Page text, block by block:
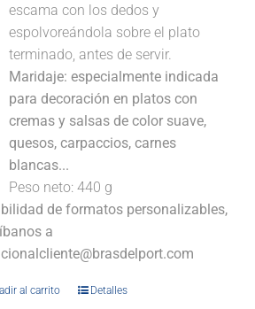
escama con los dedos y
espolvoreándola sobre el plato
terminado, antes de servir.
Maridaje: especialmente indicada
para decoración en platos con
cremas y salsas de color suave,
quesos, carpaccios, carnes
blancas...
Peso neto: 440 g
de formatos personalizables,
a
al carrito Detalles